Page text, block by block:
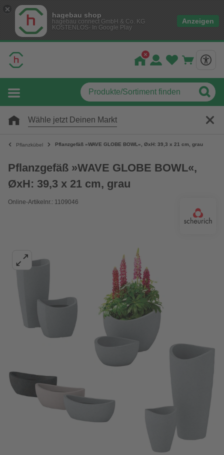
hagebau shop
hagebau connect GmbH & Co. KG
KOSTENLOS- In Google Play
Anzeigen
Wähle jetzt Deinen Markt
Pflanzkübel Pflanzgefäß »WAVE GLOBE BOWL«, ØxH: 39,3 x 21 cm, grau
Pflanzgefäß »WAVE GLOBE BOWL«,
ØxH: 39,3 x 21 cm, grau
Online-Artikelnr.: 1109046